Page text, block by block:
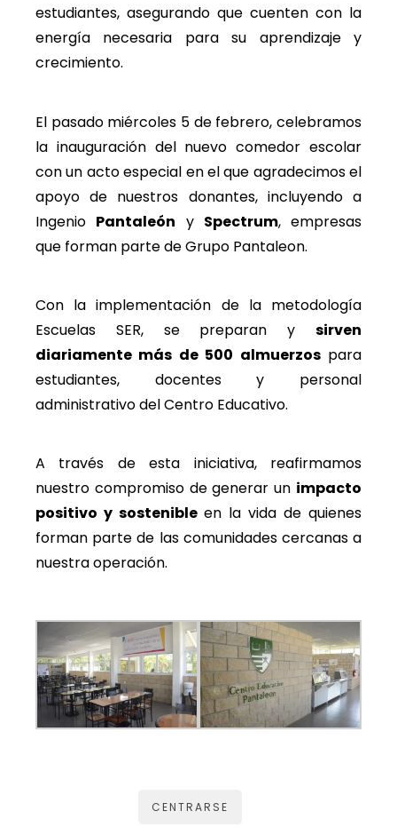
estudiantes, asegurando que cuenten con la
energía necesaria para su aprendizaje y
crecimiento.
El pasado miércoles 5 de febrero, celebramos
la inauguración del nuevo comedor escolar
con un acto especial en el que agradecimos el
apoyo de nuestros donantes, incluyendo a
Ingenio Pantaleón y Spectrum, empresas
que forman parte de Grupo Pantaleon.
Con la implementación de la metodología
Escuelas SER, se preparan y sirven
diariamente más de 500 almuerzospara
estudiantes, docentes y personal
administrativo del Centro Educativo.
A través de esta iniciativa, reafirmamos
nuestro compromiso de generar un impacto
positivo y sostenible en la vida de quienes
forman parte de las comunidades cercanas a
nuestra operación.
CENTRARSE